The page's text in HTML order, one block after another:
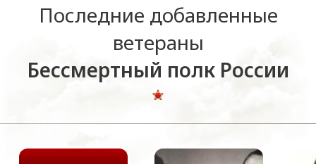
Последние добавленные
ветераны
Бессмертный полк России